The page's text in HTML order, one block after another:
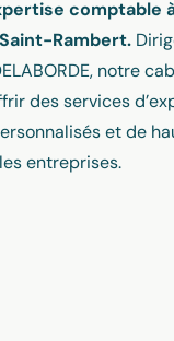
comptable
Rambert.
notre
des services
et de
entreprises.